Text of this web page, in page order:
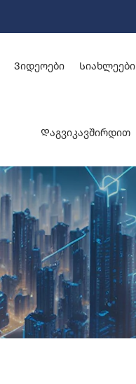
Ვიდეოები Სიახლეები
Დაგვიკავშირდით